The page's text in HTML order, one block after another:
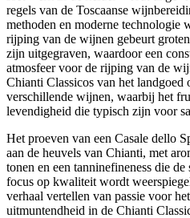
regels van de Toscaanse
methoden en moderne technologie
rijping van de wijnen gebeurt
zijn uitgegraven, waardoor een
atmosfeer voor de rijping van de
Chianti Classicos van het landgoed
verschillende wijnen, waarbij het
levendigheid die typisch zijn voor
Het proeven van een Casale dello
aan de heuvels van Chianti, met
tonen en een tanninefineness die
focus op kwaliteit wordt
verhaal vertellen van passie voor
uitmuntendheid in de Chianti